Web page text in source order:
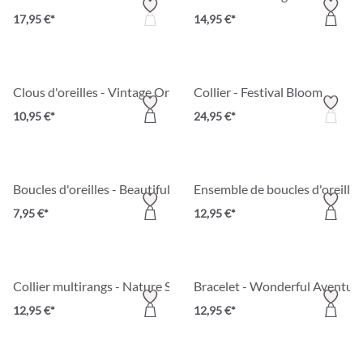
17,95 €* 14,95 €*
Clous d'oreilles - Vintage Orange
10,95 €*
Collier - Festival Bloom
24,95 €*
Boucles d'oreilles - Beautiful Matt
7,95 €*
Ensemble de boucles
12,95 €*
Collier multirangs - Nature Stone
12,95 €*
Bracelet - Wonderful
12,95 €*